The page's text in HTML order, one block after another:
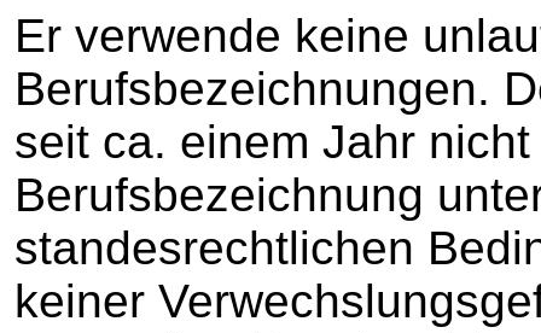
Er verwende keine
Berufsbezeichnungen.
seit ca. einem Jahr
Berufsbezeichnung
standesrechtlichen
keiner